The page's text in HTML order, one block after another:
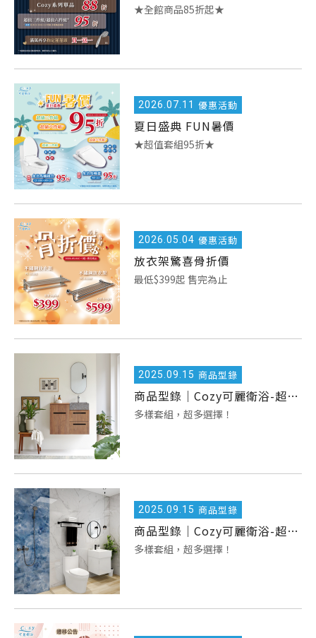
★全館商品85折起★
2026. 07.11 優惠活動
夏日盛典 FUN暑價
★超值套組95折★
2026. 05.04 優惠活動
放衣架驚喜骨折價
最低$399起 售完為止
2025. 09.15 商品型錄
商品型錄｜Cozy可麗衛浴-超值三件組
多樣套組，超多選擇！
2025. 09.15 商品型錄
商品型錄｜Cozy可麗衛浴-超值六件組
多樣套組，超多選擇！